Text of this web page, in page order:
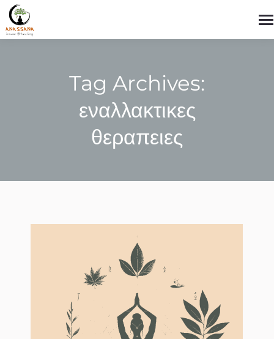
Tag Archives:
εναλλακτικες
θεραπειες